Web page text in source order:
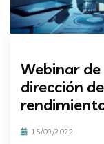
Webinar
dirección
15/09/2022